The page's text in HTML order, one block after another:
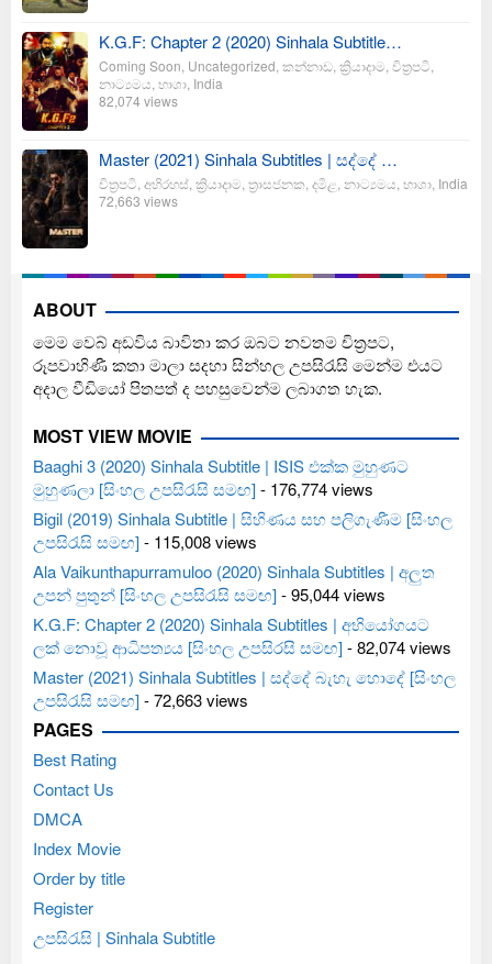
K.G.F: Chapter 2 (2020) Sinhala Subtitle…
Coming Soon Uncategorized කන්නාඩ ක්‍රියාදාම චිත්‍රපටි
නාට්‍යමය භාශා India
82,074 views
Master (2021) Sinhala Subtitles | සද්දේ …
චිත්‍රපටි අභිරහස් ක්‍රියාදාම ත්‍රාසජනක දමිළ නාට්‍යමය භාශා India
72,663 views
ABOUT
මෙම වෙබ් අඩවිය බාවිතා කර ඔබට නවතම චිත්‍රපට,
රූපවාහිණී කතා මාලා සදහා සින්හල උපසිරැසි මෙන්ම එයට
අදාල වීඩියෝ පිතපත් ද පහසුවෙන්ම ලබාගත හැක.
MOST VIEW MOVIE
Baaghi 3 (2020) Sinhala Subtitle | ISIS එක්ක මුහුණට
මුහුණලා [සිංහල උපසිරැසි සමඟ]- 176,774 views
Bigil (2019) Sinhala Subtitle | සිහිණය සහ පලිගැණීම [සිංහල
උපසිරැසි සමඟ]- 115,008 views
Ala Vaikunthapurramuloo (2020) Sinhala Subtitles | අලුත
උපන් පුතුන් [සිංහල උපසිරැසි සමඟ]- 95,044 views
K.G.F: Chapter 2 (2020) Sinhala Subtitles | අභියෝගයට
ලක් නොවූ ආධිපත්‍යය [සිංහල උපසිරසි සමඟ]- 82,074 views
Master (2021) Sinhala Subtitles | සද්දේ බැහැ හොදේ [සිංහල
උපසිරැසි සමඟ]- 72,663 views
PAGES
Best Rating
Contact Us
DMCA
Index Movie
Order by title
Register
උපසිරැසි | Sinhala Subtitle